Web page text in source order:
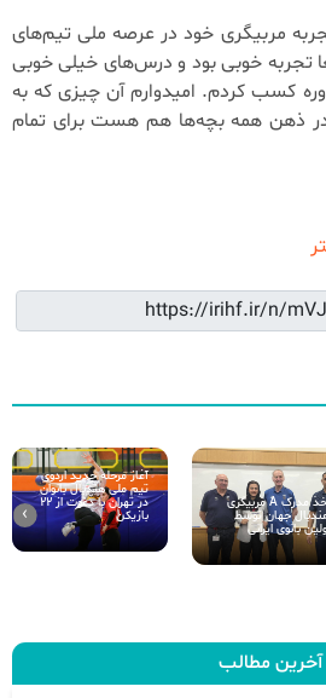
مربیگری خود در عرصه ملی تیم‌های
تجربه خوبی بود و درس‌های خیلی خوبی
کسب کردم. امیدوارم آن چیزی که به
ذهن همه بچه‌ها هم هست برای تمام
اخذ مدرک A مربیگری
جهان توسط
بانوی ایرانی
آغاز مرحله جدید اردوی
تیم ملی هندبال بانوان
در تهران با دعوت از ۲۲
بازیکن
›
آخرین مطالب